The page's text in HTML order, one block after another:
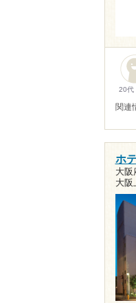
20代
関連
ホ
大阪
大阪